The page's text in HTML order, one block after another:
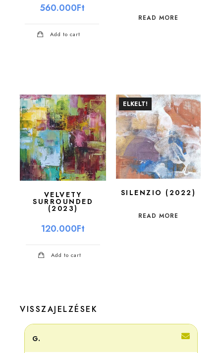
560.000Ft
Add to cart
READ MORE
VELVETY
SURROUNDED
(2023)
120.000Ft
Add to cart
ELKELT!
SILENZIO (2022)
READ MORE
VISSZAJELZÉSEK
G.